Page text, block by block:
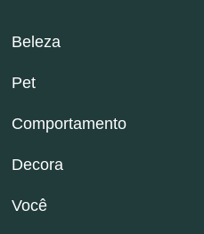
Beleza
Pet
Comportamento
Decora
Você